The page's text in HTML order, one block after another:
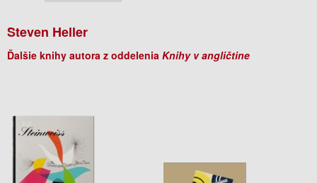
Steven Heller
Ďalšie knihy autora z oddelenia Knihy v angličtine